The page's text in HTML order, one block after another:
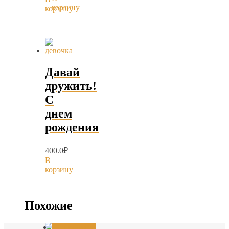
корзину
корзину
Давай
дружить!
С
днем
рождения
400.0₽
В
корзину
Похожие